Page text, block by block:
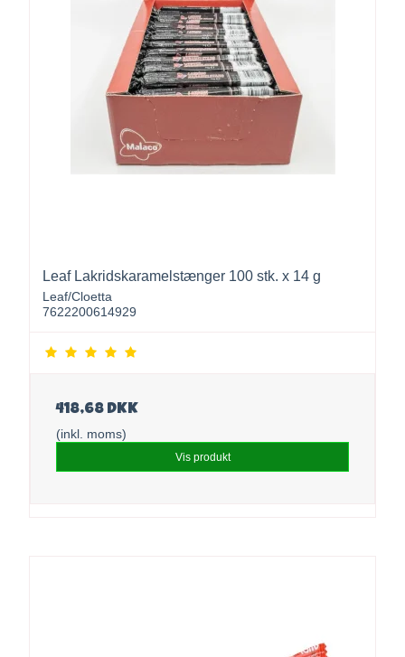
Leaf Lakridskaramelstænger 100 stk. x 14 g
Leaf/Cloetta
7622200614929
418,68 DKK
(inkl. moms)
Vis produkt